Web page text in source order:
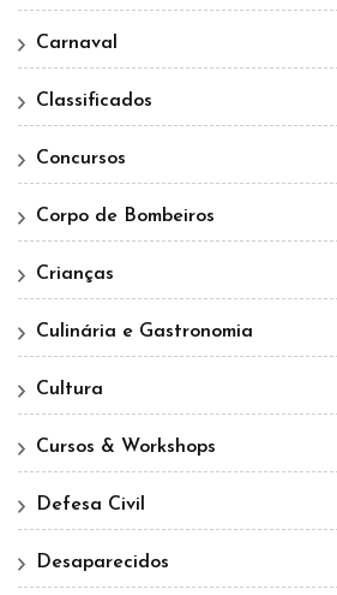
Carnaval
Classificados
Concursos
Corpo de Bombeiros
Crianças
Culinária e Gastronomia
Cultura
Cursos & Workshops
Defesa Civil
Desaparecidos